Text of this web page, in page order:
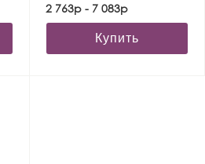
2 763р - 7 083р
Купить